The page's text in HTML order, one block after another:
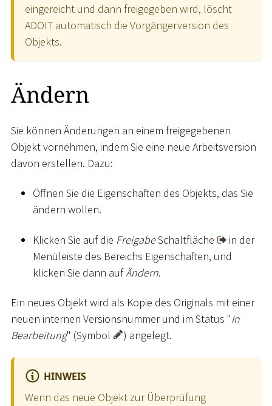
eingereicht und dann freigegeben wird, löscht
ADOIT automatisch die Vorgängerversion des
Objekts.
Ändern
Sie können Änderungen an einem freigegebenen
Objekt vornehmen, indem Sie eine neue Arbeitsversion
davon erstellen. Dazu:
Öffnen Sie die Eigenschaften des Objekts, das Sie
ändern wollen.
Klicken Sie auf die FreigabeSchaltfläche
in der
Menüleiste des Bereichs Eigenschaften, und
klicken Sie dann aufÄndern.
Ein neues Objekt wird als Kopie des Originals mit einer
neuen internen Versionsnummer und im Status "In
Bearbeitung" (Symbol ) angelegt.
HINWEIS
Wenn das neue Objekt zur Überprüfung